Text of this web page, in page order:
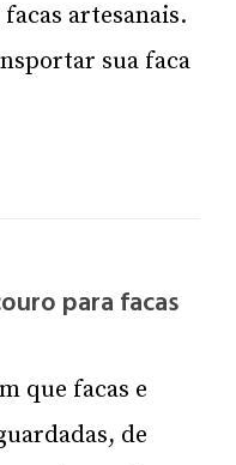
artesanais.
sua faca
para facas
que facas e
de